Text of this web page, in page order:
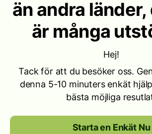
än andra
är många
Hej!
Tack för att du besöker oss.
denna 5-10 minuters enkät
bästa möjliga
Starta en Enkät Nu